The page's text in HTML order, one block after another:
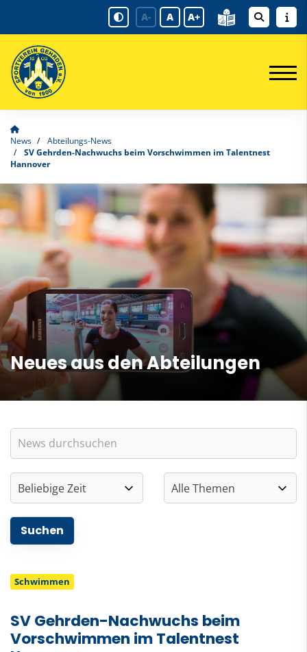
A- A A+
News
Abteilungs-News
SV Gehrden-Nachwuchs beim Vorschwimmen im Talentnest
Hannover
Neues aus den Abteilungen
Schwimmen
SV Gehrden-Nachwuchs beim
Vorschwimmen im Talentnest